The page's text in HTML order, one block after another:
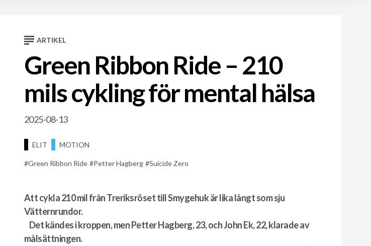
ARTIKEL
Green Ribbon Ride – 210
mils cykling för mental hälsa
2025-08-13
ELIT MOTION
Green Ribbon Ride Petter Hagberg Suicide Zero
Att cykla 210 mil från Treriksröset till Smygehuk är lika långt som sju
Vätternrundor.
Det kändes i kroppen, men Petter Hagberg, 23, och John Ek, 22, klarade av
målsättningen.